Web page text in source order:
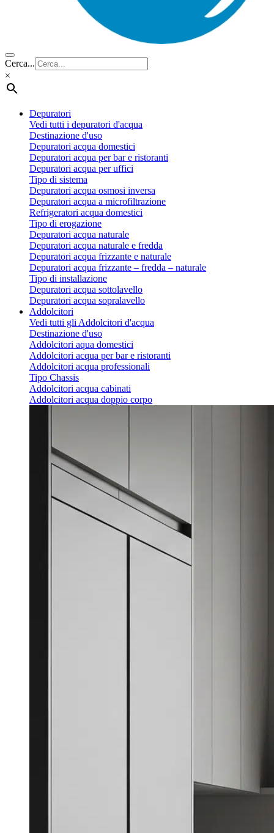
Cerca...
×
Depuratori
Vedi tutti i depuratori d'acqua
Destinazione d'uso
Depuratori acqua domestici
Depuratori acqua per bar e ristoranti
Depuratori acqua per uffici
Tipo di sistema
Depuratori acqua osmosi inversa
Depuratori acqua a microfiltrazione
Refrigeratori acqua domestici
Tipo di erogazione
Depuratori acqua naturale
Depuratori acqua naturale e fredda
Depuratori acqua frizzante e naturale
Depuratori acqua frizzante – fredda – naturale
Tipo di installazione
Depuratori acqua sottolavello
Depuratori acqua sopralavello
Addolcitori
Vedi tutti gli Addolcitori d'acqua
Destinazione d'uso
Addolcitori aqua domestici
Addolcitori acqua per bar e ristoranti
Addolcitori acqua professionali
Tipo Chassis
Addolcitori acqua cabinati
Addolcitori acqua doppio corpo